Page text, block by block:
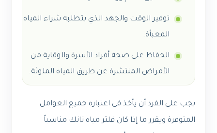
توفير الوقت والجهد الذي يتطلبه شراء المياه
المعبأة.
الحفاظ على صحة أفراد الأسرة والوقاية من
الأمراض المنتشرة عن طريق المياه الملوثة.
يجب على الفرد أن يأخذ في اعتباره جميع العوامل
المتوفرة ويقرر ما إذا كان فلتر مياه تانك مناسباً